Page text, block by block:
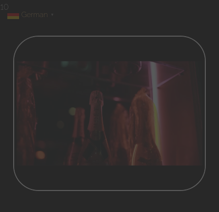
10
German